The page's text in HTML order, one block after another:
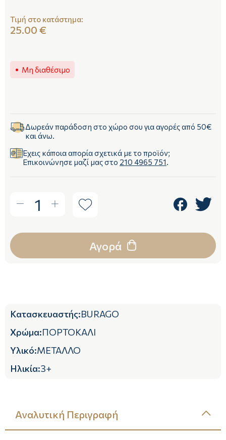
Τιμή στο κατάστημα:
25.00 €
Μη διαθέσιμο
Δωρεάν παράδοση στο χώρο σου για αγορές από 50€
και άνω.
Έχεις κάποια απορία σχετικά με το προϊόν;
Επικοινώνησε μαζί μας στο 210 4965 751.
1
Αγορά
Κατασκευαστής:BURAGO
Χρώμα:ΠΟΡΤΟΚΑΛΙ
Υλικό:ΜΕΤΑΛΛΟ
Ηλικία:3+
Αναλυτική Περιγραφή